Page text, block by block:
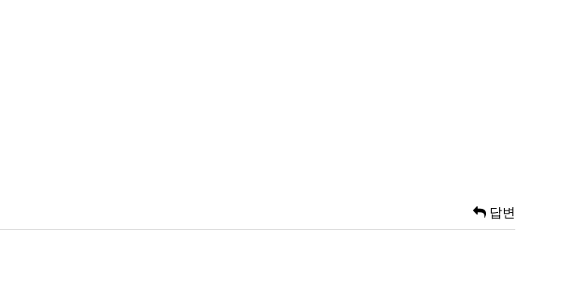
답변